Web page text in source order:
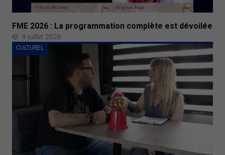
FME 2026 : La programmation complète est dévoilée
9 juillet 2026
CULTUREL